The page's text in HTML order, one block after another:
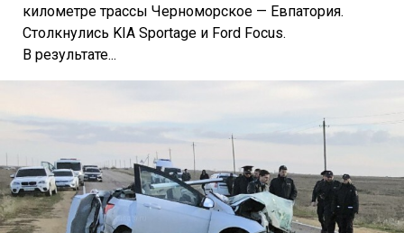
километре трассы Черноморское — Евпатория.
Столкнулись KIA Sportage и Ford Focus.
В результате...